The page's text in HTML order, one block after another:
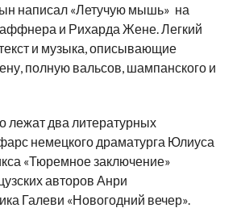
написал «Летучую мышь» на
и Рихарда Жене. Легкий
и музыка, описывающие
полную вальсов, шампанского и
лежат два литературных
немецкого драматурга Юлиуса
«Тюремное заключение»
авторов Анри
Галеви «Новогодний вечер».